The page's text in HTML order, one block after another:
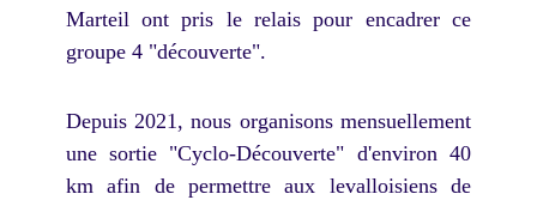
Marteil ont pris le relais pour encadrer ce
groupe 4 "découverte".
Depuis 2021, nous organisons mensuellement
une sortie "Cyclo-Découverte" d'environ 40
km afin de permettre aux levalloisiens de